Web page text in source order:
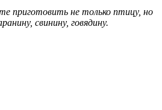
приготовить не только птицу, но
свинину, говядину.